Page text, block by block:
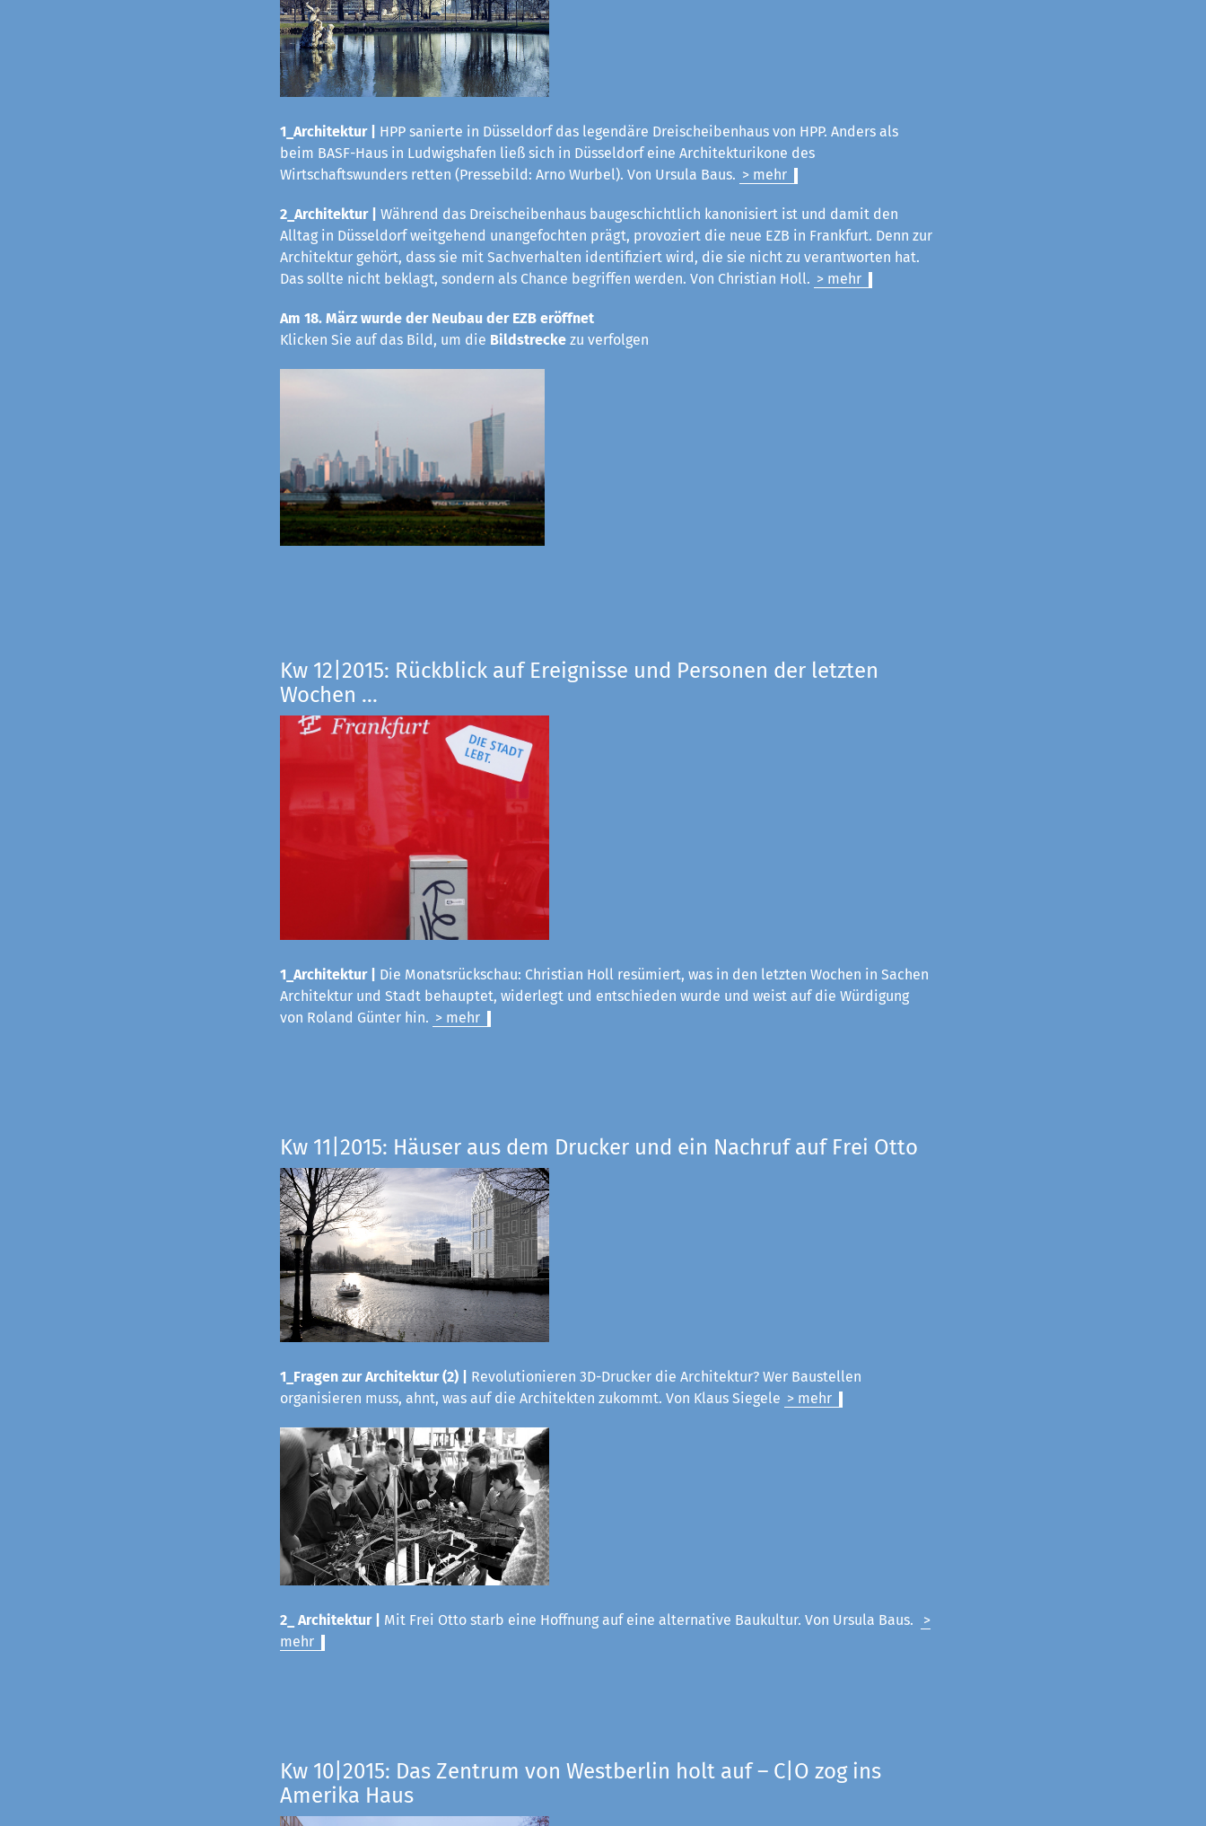
1_Architektur |
HPP sanierte in Düsseldorf das legendäre Dreischeibenhaus von HPP. Anders als
beim BASF-Haus in Ludwigshafen ließ sich in Düsseldorf eine Architekturikone des
Wirtschaftswunders retten (Pressebild: Arno Wurbel). Von Ursula Baus. > mehr
2_Architektur |
Während das Dreischeibenhaus baugeschichtlich kanonisiert ist und damit den
Alltag in Düsseldorf weitgehend unangefochten prägt, provoziert die neue EZB in Frankfurt. Denn zur
Architektur gehört, dass sie mit Sachverhalten identifiziert wird, die sie nicht zu verantworten hat.
Das sollte nicht beklagt, sondern als Chance begriffen werden. Von Christian Holl. > mehr
Am 18. März wurde der Neubau der EZB eröffnet
Klicken Sie auf das Bild, um die Bildstrecke zu verfolgen
Kw 12|2015: Rückblick auf Ereignisse und Personen der letzten
Wochen ...
1_Architektur|
Die Monatsrückschau: Christian Holl resümiert, was in den letzten Wochen in Sachen
Architektur und Stadt behauptet, widerlegt und entschieden wurde und weist auf die Würdigung
von Roland Günter hin. > mehr
Kw 11|2015: Häuser aus dem Drucker und ein Nachruf auf Frei Otto
1_Fragen zur Architektur (2) |
Revolutionieren 3D-Drucker die Architektur? Wer Baustellen
organisieren muss, ahnt, was auf die Architekten zukommt. Von Klaus Siegele > mehr
2_ Architektur | Mit Frei Otto starb eine Hoffnung auf eine alternative Baukultur. Von Ursula Baus.
>
mehr
Kw 10|2015: Das Zentrum von Westberlin holt auf – C|O zog ins
Amerika Haus